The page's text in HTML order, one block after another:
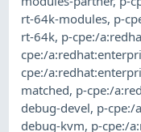
rt-64k-modules, p-
rt-64k, p-cpe:/
cpe:/
cpe:/
matched, p-cpe:/
debug-devel, p-cpe:/
debug-kvm, p-cpe:/